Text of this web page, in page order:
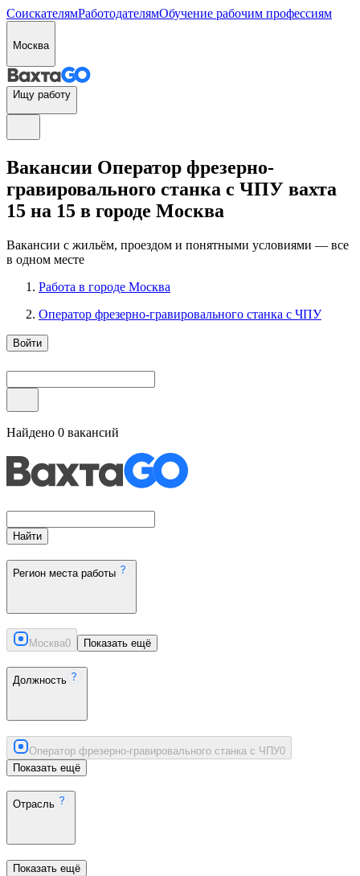
СоискателямРаботодателямОбучение рабочим профессиям
Москва
Ищу работу
Вакансии Оператор фрезерно-
гравировального станка с ЧПУ вахта
15 на 15 в городе Москва
Вакансии с жильём, проездом и понятными условиями — все
в одном месте
Работа в городе Москва
Оператор фрезерно-гравировального станка с ЧПУ
Войти
Найдено 0 вакансий
Найти
Регион места работы
Москва0 Показать ещё
Должность
Оператор фрезерно-гравировального станка с ЧПУ0
Показать ещё
Отрасль
Показать ещё